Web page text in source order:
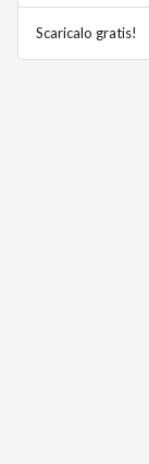
Scaricalo gratis!